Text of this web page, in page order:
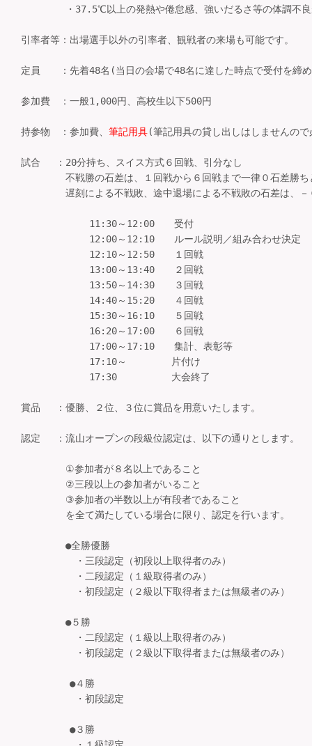
・37.5℃以上の発熱や倦怠感、強いだるさ等の体調不良
引率者等：出場選手以外の引率者、観戦者の来場も可能です。
定員　　：先着48名(当日の会場で48名に達した時点で受付を締
参加費　：一般1,000円、高校生以下500円
持参物　：参加費、 筆記用具(筆記用具の貸し出しはしませんの
試合 　：20分持ち、スイス方式６回戦、引分なし
不戦勝の石差は、１回戦から６回戦まで一律０石差勝ち
遅刻による不戦敗、途中退場による不戦敗の石差は、－
11:30～12:00　　受付
12:00～12:10　　ルール説明／組み合わせ決
12:10～12:50　　１回戦
13:00～13:40　　２回戦
13:50～14:30　　３回戦
14:40～15:20　　４回戦
15:30～16:10　　５回戦
16:20～17:00　　６回戦
17:00～17:10　　集計、表彰等
17:10～　　　　 片付け
17:30　　　　　 大会終了
賞品 　：優勝、２位、３位に賞品を用意いたします。
認定 　：流山オープンの段級位認定は、以下の通りとします。
①参加者が８名以上であること
②三段以上の参加者がいること
③参加者の半数以上が有段者であること
を全て満たしている場合に限り、認定を行います。
●全勝優勝
・三段認定（初段以上取得者のみ）
・二段認定（１級取得者のみ）
・初段認定（２級以下取得者または無級者のみ）
●５勝
・二段認定（１級以上取得者のみ）
・初段認定（２級以下取得者または無級者のみ）
       　●４勝
・初段認定
       　●３勝